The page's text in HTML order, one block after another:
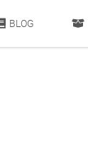
BLOG